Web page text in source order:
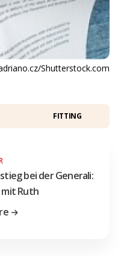
Shutterstock.com
FITTING
bei der Generali:
Ruth